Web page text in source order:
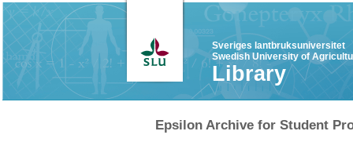
Sveriges lantbruksuniversitet
Swedish University of
Library
Epsilon Archive for Student